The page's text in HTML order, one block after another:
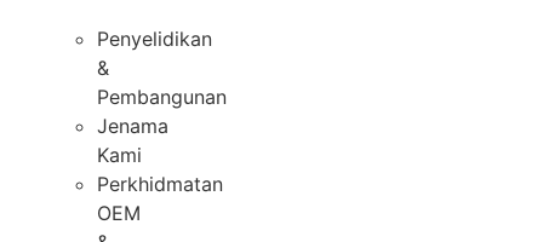
Penyelidikan
&
Pembangunan
Jenama
Kami
Perkhidmatan
OEM